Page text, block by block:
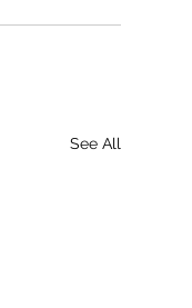
See All